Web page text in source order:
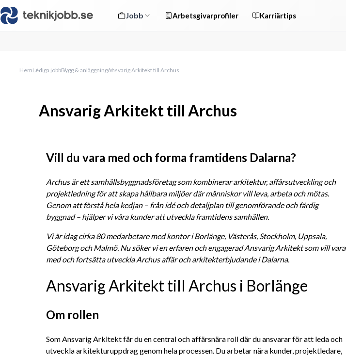
Jobb Arbetsgivarprofiler Karriärtips
HemLediga jobbBygg & anläggningAnsvarig Arkitekt till Archus
Ansvarig Arkitekt till Archus
Vill du vara med och forma framtidens Dalarna?
Archus är ett samhällsbyggnadsföretag som kombinerar arkitektur, affärsutveckling och
projektledning för att skapa hållbara miljöer där människor vill leva, arbeta och mötas.
Genom att förstå hela kedjan – från idé och detaljplan till genomförande och färdig
byggnad – hjälper vi våra kunder att utveckla framtidens samhällen.
Vi är idag cirka 80 medarbetare med kontor i Borlänge, Västerås, Stockholm, Uppsala,
Göteborg och Malmö. Nu söker vi en erfaren och engagerad Ansvarig Arkitekt som vill vara
med och fortsätta utveckla Archus affär och arkitekterbjudande i Dalarna.
Ansvarig Arkitekt till Archus i Borlänge
Om rollen
Som Ansvarig Arkitekt får du en central och affärsnära roll där du ansvarar för att leda och
utveckla arkitekturuppdrag genom hela processen. Du arbetar nära kunder, projektledare,